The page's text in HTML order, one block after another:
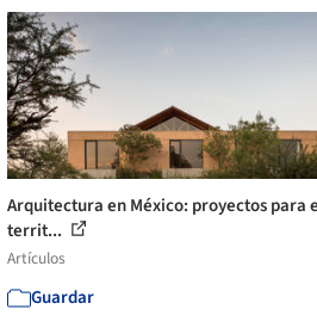
Arquitectura en México: proyectos para
territ...
Artículos
Guardar